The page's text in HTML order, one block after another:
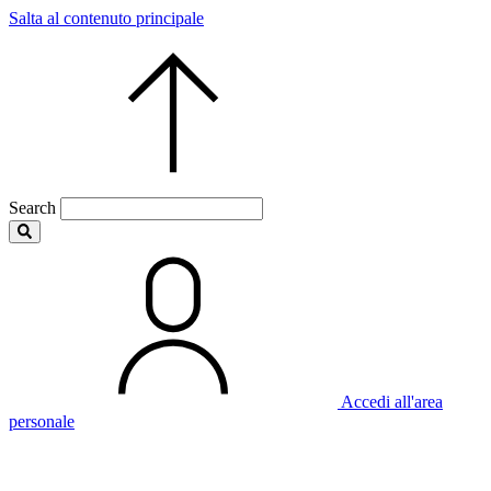
Salta al contenuto principale
Search
Accedi all'area
personale